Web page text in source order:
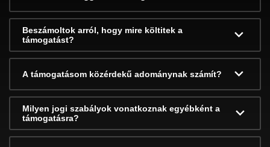
Beszámoltok arról, hogy mire költitek a
támogatást?
A támogatásom közérdekű adománynak számít?
Milyen jogi szabályok vonatkoznak egyébként a
támogatásra?